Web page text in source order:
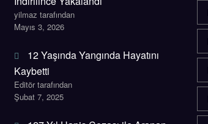
İndirilince Yakalandı
yilmaz tarafından
Mayıs 3, 2026
12 Yaşında Yangında Hayatını
Kaybetti
Editör tarafından
Şubat 7, 2025